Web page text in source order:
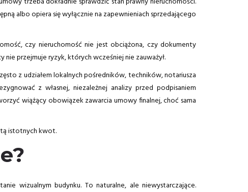
albo opiera się wyłącznie na zapewnieniach sprzedającego
czy nieruchomość nie jest obciążona, czy dokumenty
przejmuje ryzyk, których wcześniej nie zauważył.
z udziałem lokalnych pośredników, techników, notariusza
z własnej, niezależnej analizy przed podpisaniem
wiążący obowiązek zawarcia umowy finalnej, choć sama
istotnych kwot.
wizualnym budynku. To naturalne, ale niewystarczające.